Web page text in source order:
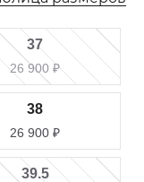
37
26 900 ₽
38
26 900 ₽
39.5